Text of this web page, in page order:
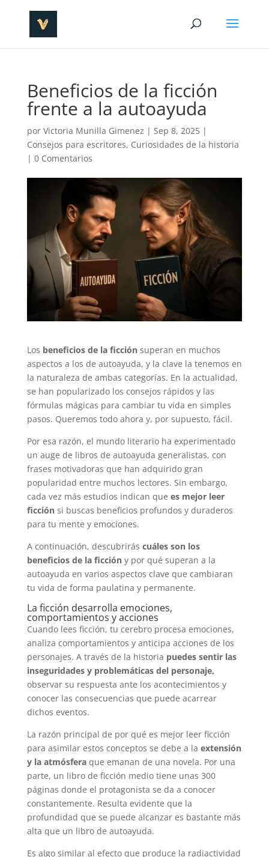
Beneficios de la ficción
frente a la autoayuda
por Victoria Munilla Gimenez | Sep 8, 2025|
Consejos para escritores, Curiosidades de la historia
| 0 Comentarios
Los beneficios de la ficciónsuperan en muchos
aspectos a los de autoayuda, y la clave la tenemos en
la naturaleza de ambas categorías. En la actualidad,
se han popularizado los consejos rápidos y las
fórmulas mágicas para cambiar tu vida en simples
pasos. Queremos todo ahora y, por supuesto, fácil.
Por esa razón, el mundo literario ha experimentado
un auge de libros de autoayuda generalistas, con
frases motivadoras que han adquirido gran
popularidad entre muchos lectores. Sin embargo,
cada vez más estudios indican que es mejor leer
ficciónsi buscas beneficios profundos y duraderos
para tu mente y emociones.
A continuación, descubrirás cuáles son los
beneficios de la ficcióny por qué superan a la
autoayuda en varios aspectos clave que cambiaran
tu vida de forma paulatina y permanente.
La ficción desarrolla emociones,
comportamientos y acciones
Cuando lees ficción, tu cerebro procesa emociones,
analiza comportamientos y anticipa acciones de los
personajes. A través de la historia puedes sentir las
inseguridades y problemáticas del personaje,
observar su respuesta ante los acontecimientos y
conocer las consecuencias que puede acarrear
dichos eventos.
La razón principal de por qué es mejor leer ficción
para asimilar estos conceptos se debe a la extensión
y la atmósferaque emanan de una novela. Por una
parte, un libro de ficción medio tiene unas 300
páginas donde el protagonista se da a conocer
constantemente. Resulta evidente que la
profundidad que se puede alcanzar es bastante más
alta que un libro de autoayuda.
Es algo similar al efecto que produce la radiactividad